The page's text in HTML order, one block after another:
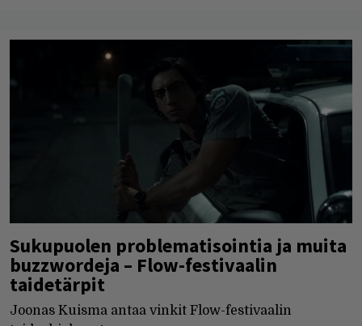
Sukupuolen problematisointia ja muita
buzzwordeja – Flow-festivaalin
taidetärpit
Joonas Kuisma antaa vinkit Flow-festivaalin